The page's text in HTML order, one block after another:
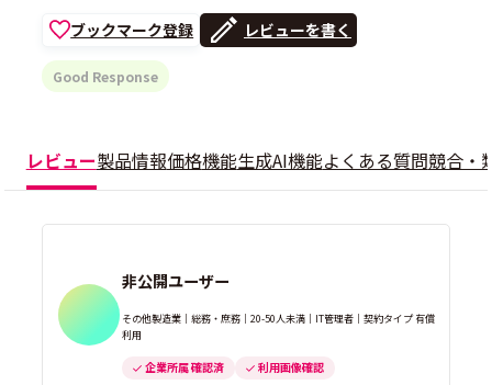
ブックマーク登録 レビューを書く
Good Response
レビュー製品情報価格機能生成AI機能よくある質問競合・
非公開ユーザー
その他製造業｜総務・庶務｜20-50人未満｜IT管理者｜契約タイプ 有償
利用
企業所属 確認済 利用画像確認